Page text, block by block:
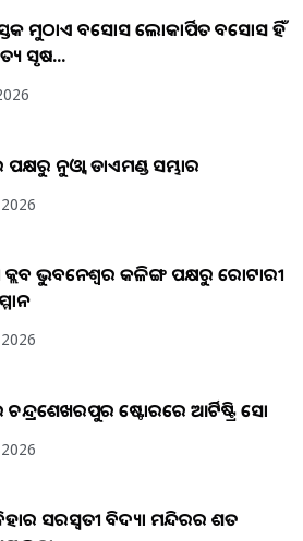
ମୁଠାଏ ଅବସୋସ ଲୋକାର୍ପିତ ଅବସୋସ ହିଁ
ସୃଷ...
ନୁଓ୍ବା ଡାଏମଣ୍ଡ ସମ୍ଭାର
ଭୁବନେଶ୍ୱର କଳିଙ୍ଗ ପକ୍ଷରୁ ରୋଟାରୀ
ଚନ୍ଦ୍ରଶେଖରପୁର ଷ୍ଟୋରରେ ଆର୍ଟିଷ୍ଟ୍ରି ସୋ
ସରସ୍ୱତୀ ବିଦ୍ୟା ମନ୍ଦିରର ଶତ